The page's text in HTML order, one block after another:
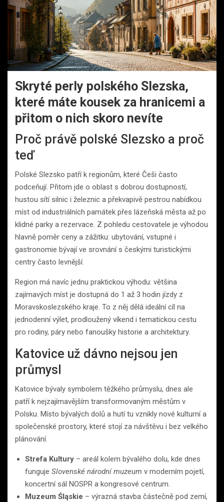
Skryté perly polského Slezska,
které máte kousek za hranicemi a
přitom o nich skoro nevíte
Proč právě polské Slezsko a proč
teď
Polské Slezsko patří k regionům, které Češi často
podceňují. Přitom jde o oblast s dobrou dostupností,
hustou sítí silnic i železnic a překvapivě pestrou nabídkou
míst od industriálních památek přes lázeňská města až po
klidné parky a rezervace. Z pohledu cestovatele je výhodou
hlavně poměr ceny a zážitku: ubytování, vstupné i
gastronomie bývají ve srovnání s českými turistickými
centry často levnější.
Region má navíc jednu praktickou výhodu: většina
zajímavých míst je dostupná do 1 až 3 hodin jízdy z
Moravskoslezského kraje. To z něj dělá ideální cíl na
jednodenní výlet, prodloužený víkend i tematickou cestu
pro rodiny, páry nebo fanoušky historie a architektury.
Katovice už dávno nejsou jen
průmysl
Katovice bývaly symbolem těžkého průmyslu, dnes ale
patří k nejzajímavějším transformovaným městům v
Polsku. Místo bývalých dolů a hutí tu vznikly nové kulturní a
společenské prostory, které stojí za návštěvu i bez velkého
plánování.
Strefa Kultury – areál kolem bývalého dolu, kde dnes
funguje Slovenské národní muzeum v moderním pojetí,
koncertní sál NOSPR a kongresové centrum.
Muzeum Śląskie – výrazná stavba částečně pod zemí,